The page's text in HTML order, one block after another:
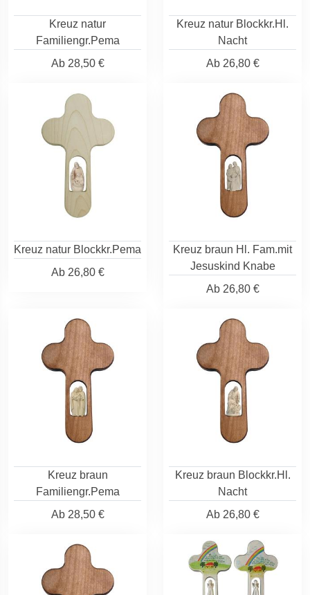
Kreuz natur
Familiengr.Pema
Ab28,50 €
Kreuz natur Blockkr.Hl.
Nacht
Ab26,80 €
Kreuz natur Blockkr.Pema
Ab26,80 €
Kreuz braun Hl. Fam.mit
Jesuskind Knabe
Ab26,80 €
Kreuz braun
Familiengr.Pema
Ab28,50 €
Kreuz braun Blockkr.Hl.
Nacht
Ab26,80 €